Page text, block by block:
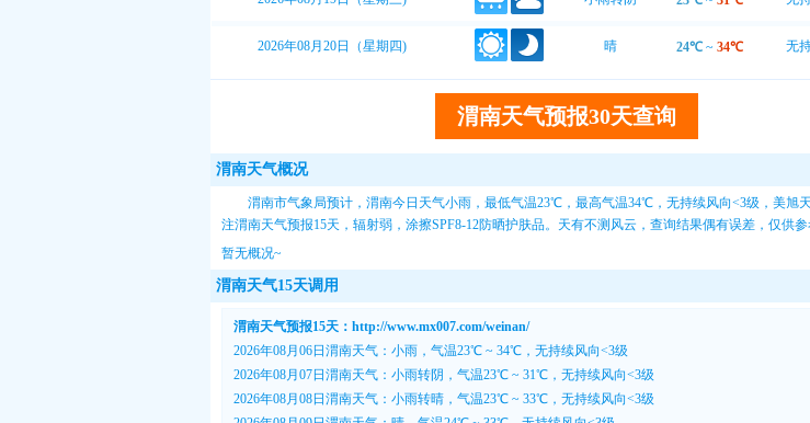
2026年08月20日（星期四) 晴 24℃~ 34℃ 无
渭南天气预报30天查询
渭南天气概况
渭南市气象局预计，渭南今日天气小雨，最低气温23℃，最高气温34℃，无持续风向<3级， 美旭
注渭南天气预报15天 ，辐射弱，涂擦SPF8-12防晒护肤品。天有不测风云，查询结果偶有误差，仅供参
暂无概况~
渭南天气15天调用
渭南天气预报15天：http://www.mx007.com/weinan/
2026年08月06日渭南天气：小雨，气温23℃ ~ 34℃，无持续风向<3级
2026年08月07日渭南天气：小雨转阴，气温23℃ ~ 31℃，无持续风向<3级
2026年08月08日渭南天气：小雨转晴，气温23℃ ~ 33℃，无持续风向<3级